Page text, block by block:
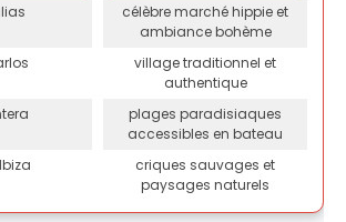
célèbre marché hippie et
ambiance bohème
village traditionnel et
authentique
plages paradisiaques
accessibles en bateau
criques sauvages et
paysages naturels